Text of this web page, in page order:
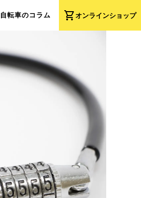
shopping_cartオンラインショップ
自転車のコラム